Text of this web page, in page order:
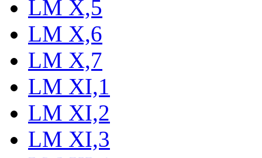
LM X,5
LM X,6
LM X,7
LM XI,1
LM XI,2
LM XI,3